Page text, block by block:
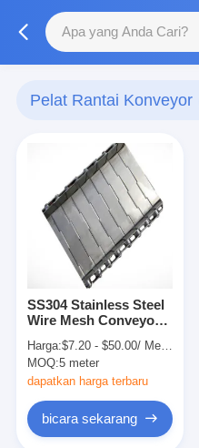
Pelat Rantai Konveyor
SS304 Stainless Steel
Wire Mesh Conveyor
Harga:$7.20 - $50.00/ Meter|10 Meter/Meters(Min. Order)
MOQ:5 meter
dapatkan harga terbaru
bicara sekarang